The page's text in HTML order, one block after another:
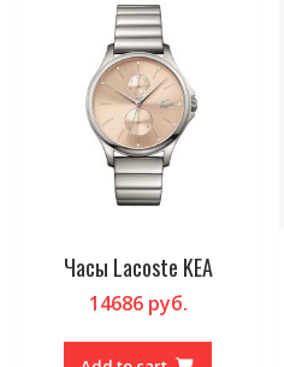
Часы Lacoste KEA
14686руб.